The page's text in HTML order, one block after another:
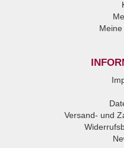
Versand- und